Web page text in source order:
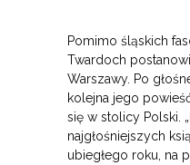
Pomimo śląskich
Twardoch
Warszawy. Po
kolejna jego
się w stolicy Polski.
najgłośniejszych
ubiegłego roku, na